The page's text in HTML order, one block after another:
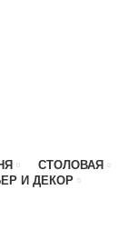
СТОЛОВАЯ
И ДЕКОР